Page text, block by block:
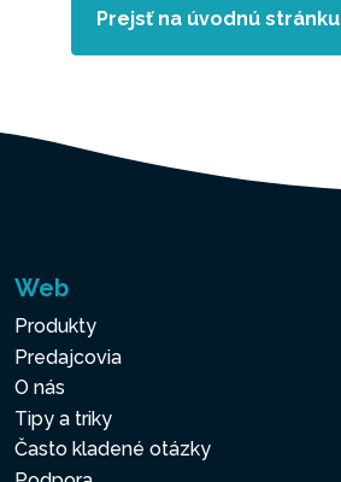
Prejsť na úvodnú stránku
Web
Produkty
Predajcovia
O nás
Tipy a triky
Často kladené otázky